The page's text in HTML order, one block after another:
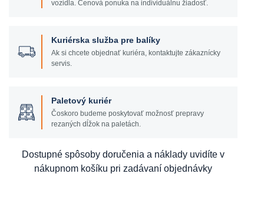
vozidla. Cenová ponuka na individuálnu žiadosť.
Kuriérska služba pre balíky
Ak si chcete objednať kuriéra, kontaktujte zákaznícky
servis.
Paletový kuriér
Čoskoro budeme poskytovať možnosť prepravy
rezaných dĺžok na paletách.
Dostupné spôsoby doručenia a náklady uvidíte v
nákupnom košíku pri zadávaní objednávky